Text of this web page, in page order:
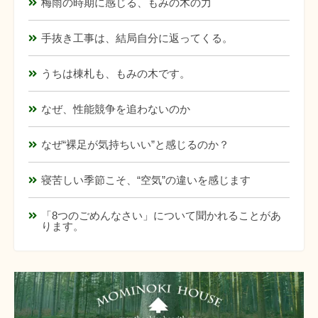
梅雨の時期に感じる、もみの木の力
手抜き工事は、結局自分に返ってくる。
うちは棟札も、もみの木です。
なぜ、性能競争を追わないのか
なぜ“裸足が気持ちいい”と感じるのか？
寝苦しい季節こそ、“空気”の違いを感じます
「8つのごめんなさい」について聞かれることがあ
ります。